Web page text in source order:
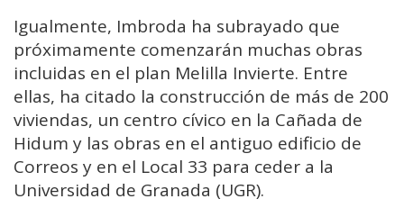
Igualmente, Imbroda ha subrayado que
próximamente comenzarán muchas obras
incluidas en el plan Melilla Invierte. Entre
ellas, ha citado la construcción de más de 200
viviendas, un centro cívico en la Cañada de
Hidum y las obras en el antiguo edificio de
Correos y en el Local 33 para ceder a la
Universidad de Granada (UGR).